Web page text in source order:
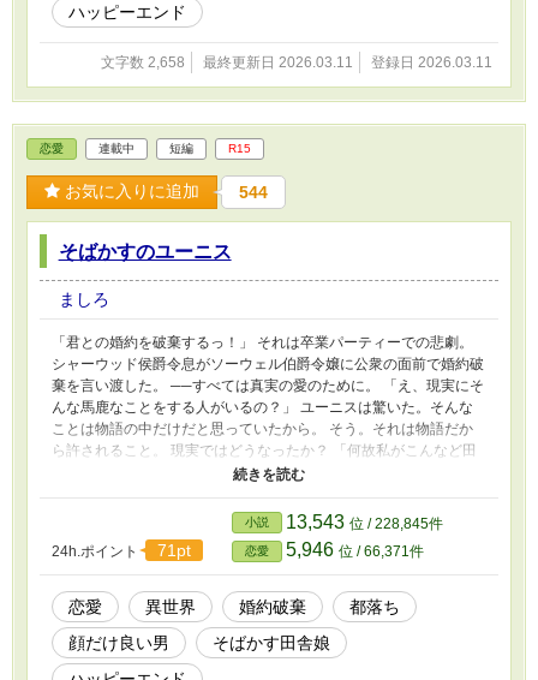
ハッピーエンド
文字数 2,658 最終更新日 2026.03.11 登録日 2026.03.11
恋愛 連載中 短編 R15
お気に入りに追加 544
そばかすのユーニス
ましろ
「君との婚約を破棄するっ！」 それは卒業パーティーでの悲劇。
シャーウッド侯爵令息がソーウェル伯爵令嬢に公衆の面前で婚約破
棄を言い渡した。 ──すべては真実の愛のために。 「え、現実にそ
んな馬鹿なことをする人がいるの？」 ユーニスは驚いた。そんな
ことは物語の中だけだと思っていたから。 そう。それは物語だか
ら許されること。 現実ではどうなったか？ 「何故私がこんなど田
舎に！」 悪かったわね、ど田舎で。あなたが阿呆なことを仕出か
したから我が男爵家で預かるのですけど？ 「なら歩いて帰れ
ば？ 止めないわよ？」 「〜〜っなんだよ、このそばかすのどブ
スはっ！！」 都落ちした顔だけは良い侯爵令息と自然の中でのび
のびとたくましく育ったそばかす令嬢。 本来なら交わらないはず
の二人の未来は？ ✻基本ゆるふわ設定です。 気を付けています
が、誤字脱字などがあるため、あとからこっそり修正することがあ
ります。 R-15は保険です。 そして、こちらも気晴らしで書いてし
まったもの。気晴らしのし過ぎだと自分でも笑ってしまいました。
不定期更新になると思います。
24h.ポイント 71pt
小説 13,543 位 / 228,845件
恋愛 5,946 位 / 66,371件
恋愛 異世界 婚約破棄
都落ち
顔だけ良い男
そばかす田舎娘